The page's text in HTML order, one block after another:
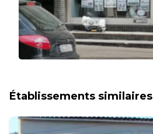
Établissements similaires